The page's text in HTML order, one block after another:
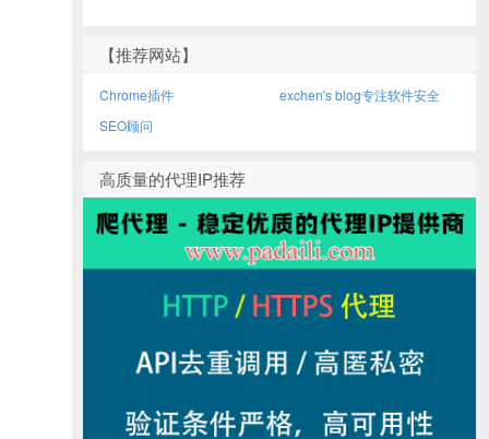
【推荐网站】
Chrome插件
exchen's blog专注软件安全
SEO顾问
高质量的代理IP推荐